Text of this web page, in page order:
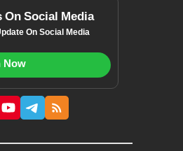
On Social Media
On Social Media
Now